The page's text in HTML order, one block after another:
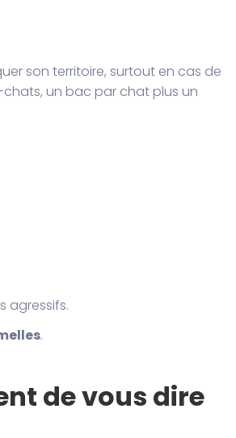
son territoire, surtout en cas de
un bac par chat plus un
agressifs.
.
de vous dire